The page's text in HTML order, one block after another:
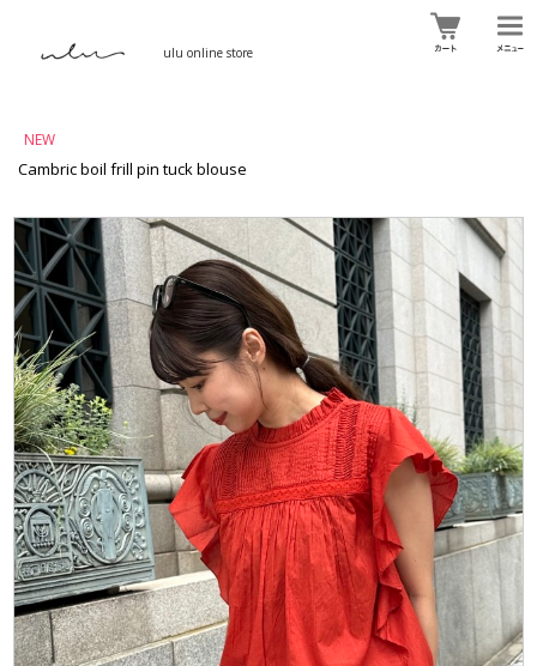
ulu online store
NEW
Cambric boil frill pin tuck blouse